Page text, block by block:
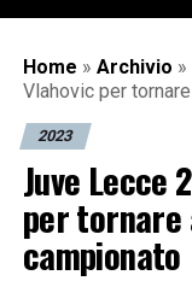
Home » Archivio »
Vlahovic per
2023
Juve Lecce
per
campionato